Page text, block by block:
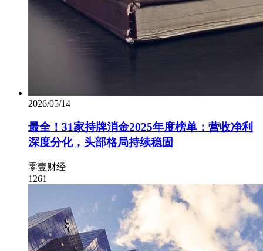
2026/05/14
最全！31家持牌消金2025年度榜单：营收净利
深度分化，头部格局持续稳固
零壹财经
1261